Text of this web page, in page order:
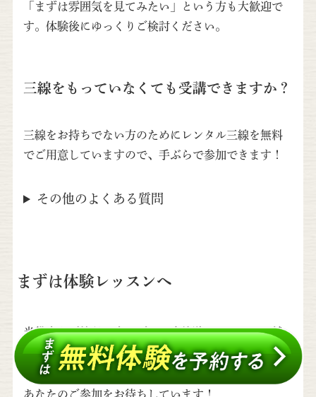
「まずは雰囲気を見てみたい」という方も大歓迎で
す。体験後にゆっくりご検討ください。
三線をもっていなくても受講できますか？
三線をお持ちでない方のためにレンタル三線を無料
でご用意していますので、手ぶらで参加できます！
その他のよくある質問
まずは体験レッスンへ
当教室をご検討の方はぜひ一度体験レッスンにお越
しください。
あなたのご参加をお待ちしています！